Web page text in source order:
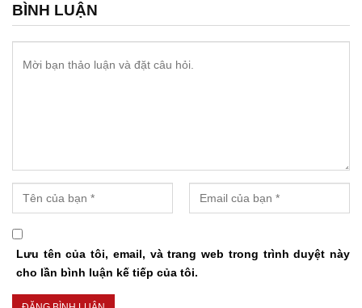
BÌNH LUẬN
Lưu tên của tôi, email, và trang web trong trình duyệt này
cho lần bình luận kế tiếp của tôi.